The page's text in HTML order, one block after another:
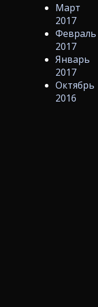
Март
2017
Февраль
2017
Январь
2017
Октябрь
2016